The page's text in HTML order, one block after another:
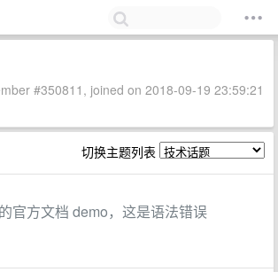
#350811, joined on 2018-09-19 23:59:21
切换主题列表
官方文档 demo，这是语法错误